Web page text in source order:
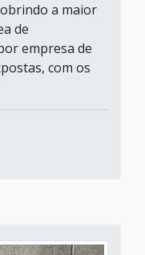
a maior
de
empresa de
com os